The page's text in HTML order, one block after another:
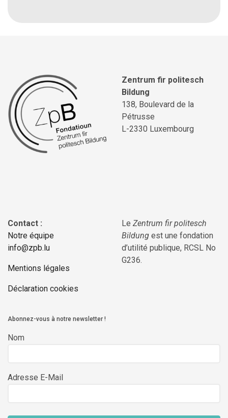
Zentrum fir politesch
Bildung
138, Boulevard de la
Pétrusse
L-2330 Luxembourg
Contact :
Notre équipe
info@zpb.lu
Mentions légales
Déclaration cookies
Le Zentrum fir politesch
Bildung est une fondation
d’utilité publique, RCSL No
G236.
Abonnez-vous à notre newsletter !
Nom
Adresse E-Mail